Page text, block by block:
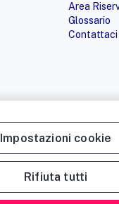
Area
Glossario
Contattaci
Impostazioni cookie
Rifiuta tutti